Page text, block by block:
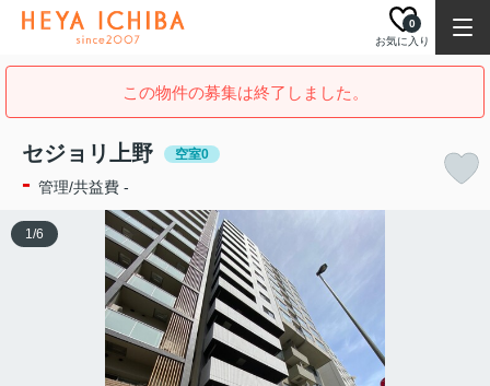
お気に入り
0
この物件の募集は終了しました。
セジョリ上野 空室0
- 管理/共益費 -
1/6